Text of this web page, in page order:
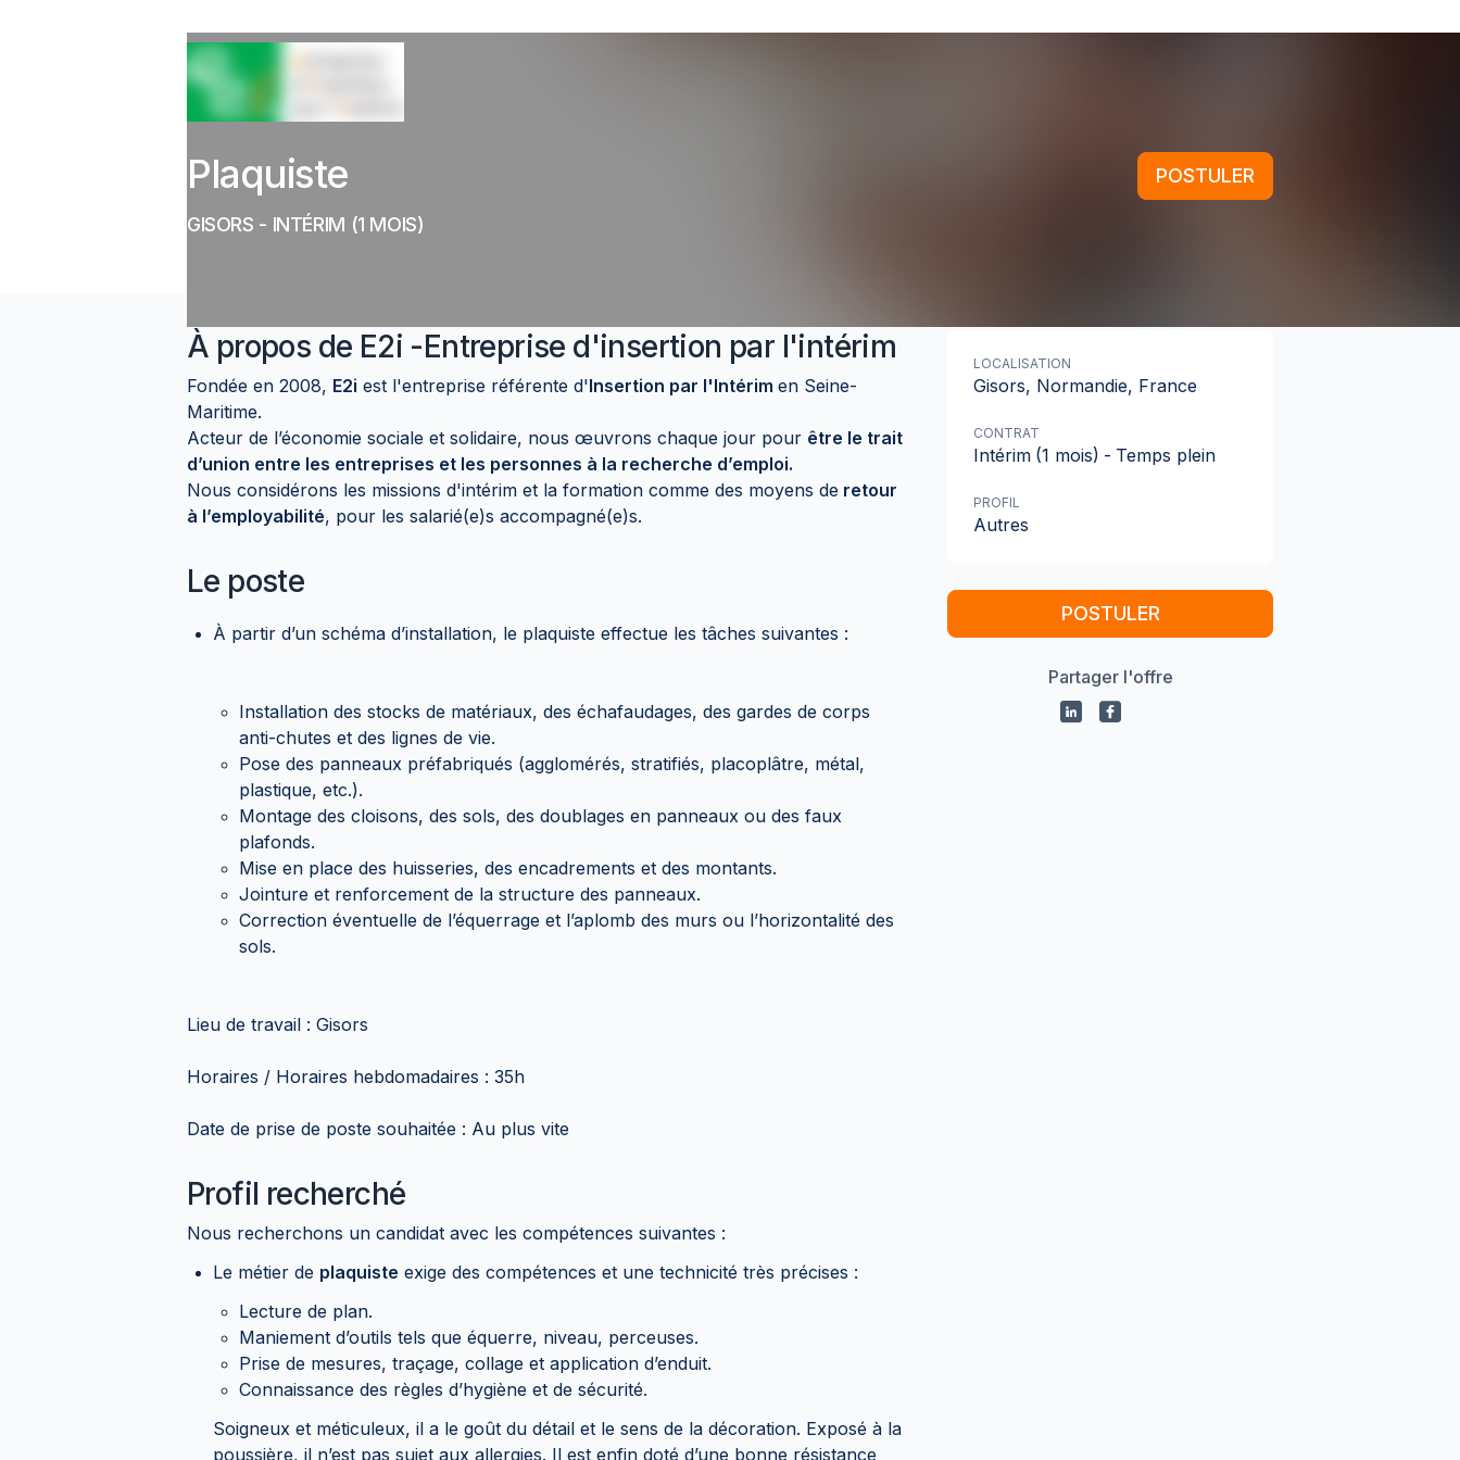
Plaquiste
GISORS - INTÉRIM (1 MOIS)
POSTULER
À propos de E2i -Entreprise d'insertion par l'intérim
Fondée en 2008, E2i est l'entreprise référente d'Insertion par l'Intérim en Seine-
Maritime.
Acteur de l’économie sociale et solidaire, nous œuvrons chaque jour pour être le trait
d’union entre les entreprises et les personnes à la recherche d’emploi.
Nous considérons les missions d'intérim et la formation comme des moyens de retour
à l’employabilité, pour les salarié(e)s accompagné(e)s.
Le poste
À partir d’un schéma d’installation, le plaquiste effectue les tâches suivantes :
Installation des stocks de matériaux, des échafaudages, des gardes de corps
anti-chutes et des lignes de vie.
Pose des panneaux préfabriqués (agglomérés, stratifiés, placoplâtre, métal,
plastique, etc.).
Montage des cloisons, des sols, des doublages en panneaux ou des faux
plafonds.
Mise en place des huisseries, des encadrements et des montants.
Jointure et renforcement de la structure des panneaux.
Correction éventuelle de l’équerrage et l’aplomb des murs ou l’horizontalité des
sols.
Lieu de travail : Gisors
Horaires / Horaires hebdomadaires : 35h
Date de prise de poste souhaitée : Au plus vite
Profil recherché
Nous recherchons un candidat avec les compétences suivantes :
Le métier de plaquiste exige des compétences et une technicité très précises :
Lecture de plan.
Maniement d’outils tels que équerre, niveau, perceuses.
Prise de mesures, traçage, collage et application d’enduit.
Connaissance des règles d’hygiène et de sécurité.
Soigneux et méticuleux, il a le goût du détail et le sens de la décoration. Exposé à la
poussière, il n’est pas sujet aux allergies. Il est enfin doté d’une bonne résistance
LOCALISATION
Gisors, Normandie, France
CONTRAT
Intérim (1 mois) - Temps plein
PROFIL
Autres
POSTULER
Partager l'offre